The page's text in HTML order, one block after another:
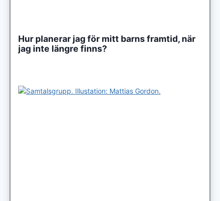
Hur planerar jag för mitt barns framtid, när
jag inte längre finns?